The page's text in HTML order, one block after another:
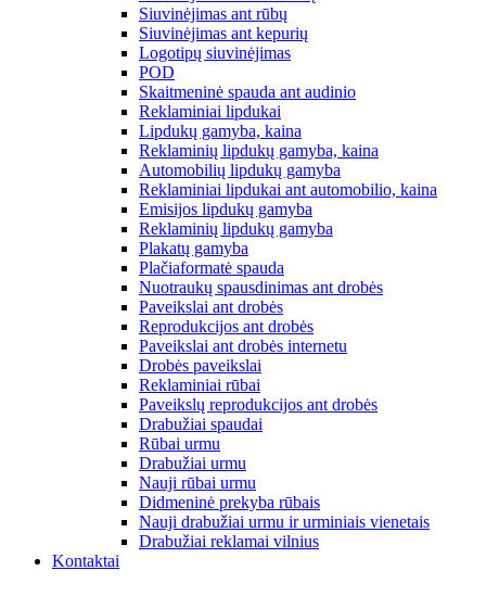
Siuvinėjimas ant rūbų
Siuvinėjimas ant kepurių
Logotipų siuvinėjimas
POD
Skaitmeninė spauda ant audinio
Reklaminiai lipdukai
Lipdukų gamyba, kaina
Reklaminių lipdukų gamyba, kaina
Automobilių lipdukų gamyba
Reklaminiai lipdukai ant automobilio, kaina
Emisijos lipdukų gamyba
Reklaminių lipdukų gamyba
Plakatų gamyba
Plačiaformatė spauda
Nuotraukų spausdinimas ant drobės
Paveikslai ant drobės
Reprodukcijos ant drobės
Paveikslai ant drobės internetu
Drobės paveikslai
Reklaminiai rūbai
Paveikslų reprodukcijos ant drobės
Drabužiai spaudai
Rūbai urmu
Drabužiai urmu
Nauji rūbai urmu
Didmeninė prekyba rūbais
Nauji drabužiai urmu ir urminiais vienetais
Drabužiai reklamai vilnius
Kontaktai